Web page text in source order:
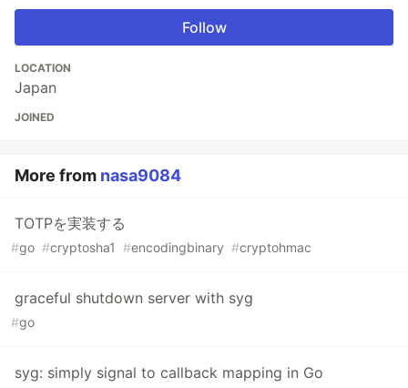
Follow
LOCATION
Japan
JOINED
More from nasa9084
TOTPを実装する
#go #cryptosha1 #encodingbinary #cryptohmac
graceful shutdown server with syg
#go
syg: simply signal to callback mapping in Go